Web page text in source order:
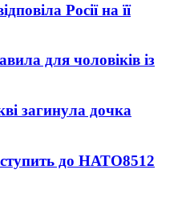
Росії на її
для чоловіків із
загинула дочка
до НАТО8512